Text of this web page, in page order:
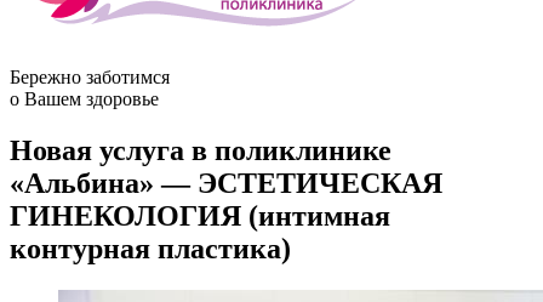
Бережно заботимся
о Вашем здоровье
Новая услуга в поликлинике
«Альбина» — ЭСТЕТИЧЕСКАЯ
ГИНЕКОЛОГИЯ (интимная
контурная пластика)